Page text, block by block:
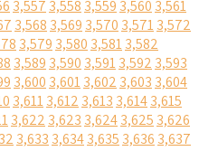
3,557 3,558 3,559 3,560 3,561
3,568 3,569 3,570 3,5713,572
3,579 3,580 3,5813,582
3,589 3,590 3,5913,592 3,593
3,600 3,6013,602 3,603 3,604
3,6113,612 3,613 3,6143,615
3,622 3,623 3,6243,625 3,626
3,633 3,6343,635 3,636 3,637